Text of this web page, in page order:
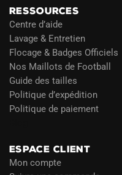
RESSOURCES
Centre d’aide
Lavage & Entretien
Flocage & Badges Officiels
Nos Maillots de Football
Guide des tailles
Politique d’expédition
Politique de paiement
ESPACE CLIENT
Mon compte